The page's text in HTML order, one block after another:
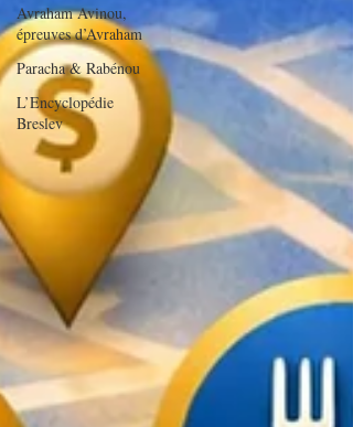
Avraham Avinou,
épreuves d’Avraham
Paracha & Rabénou
L’Encyclopédie
Breslev